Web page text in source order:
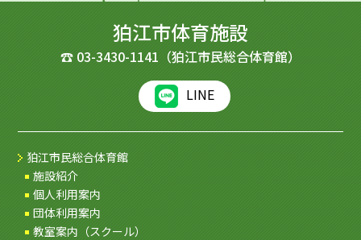
狛江市体育施設
☎ 03-3430-1141 （狛江市民総合体育館）
LINE
狛江市民総合体育館
施設紹介
個人利用案内
団体利用案内
教室案内（スクール）